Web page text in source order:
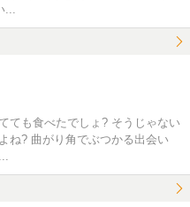
ても食べたでしょ? そうじゃない
ね? 曲がり角でぶつかる出会い